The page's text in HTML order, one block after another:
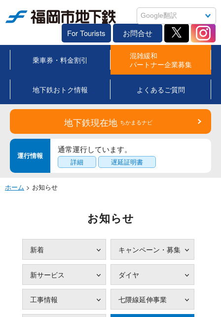
For Tourists お問合せ
乗車券・料金割引
混雑緩和
パートナー企業募集
地下鉄おトク情報 よくあるご質問
地下鉄現在地 ちかまるナビ
運行情報
通常運行しています。
詳細 遅延証明書
ホーム > お知らせ
お知らせ
新着 キャンペーン・募集
新サービス ダイヤ
工事情報 七隈線延伸事業